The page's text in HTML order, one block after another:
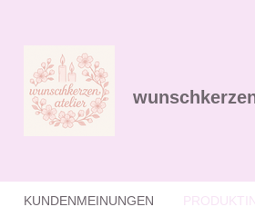
KUNDENMEINUNGEN